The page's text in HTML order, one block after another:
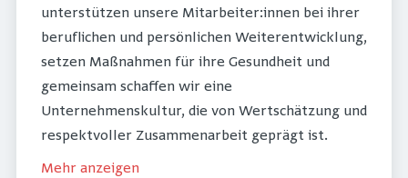
unterstützen unsere Mitarbeiter:innen bei ihrer
beruflichen und persönlichen Weiterentwicklung,
setzen Maßnahmen für ihre Gesundheit und
gemeinsam schaffen wir eine
Unternehmenskultur, die von Wertschätzung und
respektvoller Zusammenarbeit geprägt ist.
Mehr anzeigen